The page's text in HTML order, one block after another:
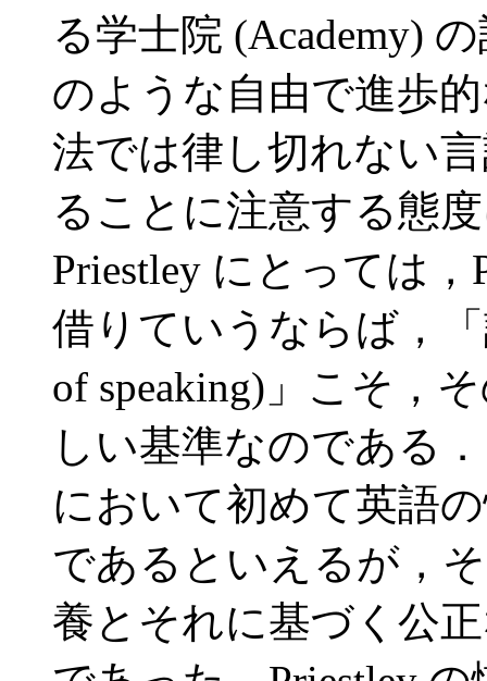
る学士院 (Academy)
のような自由で進歩
法では律し切れない
ることに注意する態
Priestley にとっては
借りていうならば，
of speaking)」こそ，
しい基準なのである
において初めて英語
であるといえるが，
養とそれに基づく公